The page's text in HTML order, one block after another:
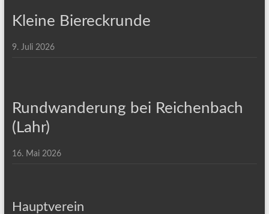
Kleine Biereckrunde
9. Juli 2026
Rundwanderung bei Reichenbach
(Lahr)
16. Mai 2026
Hauptverein